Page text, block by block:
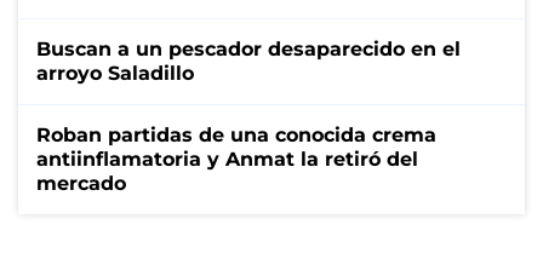
Buscan a un pescador desaparecido en el
arroyo Saladillo
Roban partidas de una conocida crema
antiinflamatoria y Anmat la retiró del
mercado